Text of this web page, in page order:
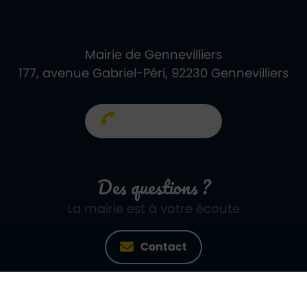
Mairie de Gennevilliers
177, avenue Gabriel-Péri, 92230 Gennevilliers
Des questions ?
La mairie est à votre écoute
Contact